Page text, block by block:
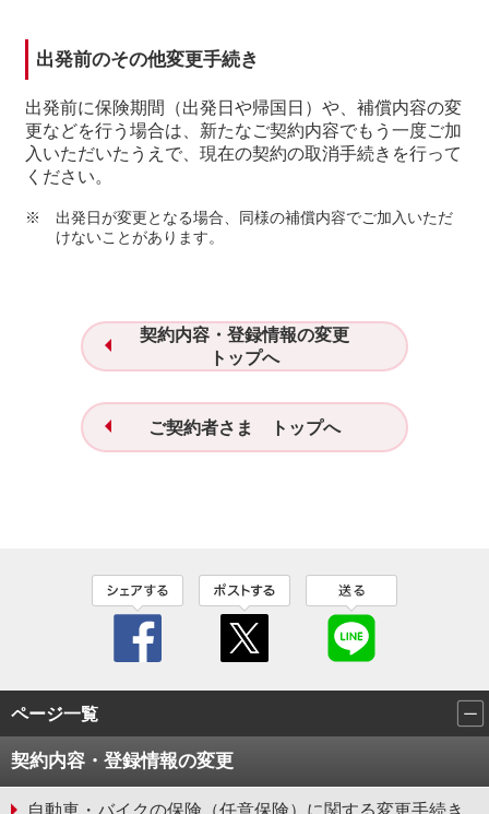
出発前のその他変更手続き
出発前に保険期間（出発日や帰国日）や、補償内容の変
更などを行う場合は、新たなご契約内容でもう一度ご加
入いただいたうえで、現在の契約の取消手続きを行って
ください。
※
出発日が変更となる場合、同様の補償内容でご加入いただ
けないことがあります。
契約内容・登録情報の変更
トップへ
ご契約者さま トップへ
ページ一覧
契約内容・登録情報の変更
自動車・バイクの保険（任意保険）に関する変更手続き